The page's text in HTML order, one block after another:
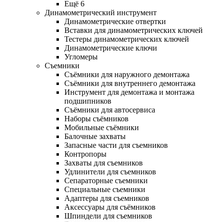
Ещё 6
Динамометрический инструмент
Динамометрические отвертки
Вставки для динамометрических ключей
Тестеры динамометрических ключей
Динамометрические ключи
Угломеры
Съемники
Съёмники для наружного демонтажа
Съёмники для внутреннего демонтажа
Инструмент для демонтажа и монтажа
подшипников
Съёмники для автосервиса
Наборы съёмников
Мобильные съёмники
Балочные захваты
Запасные части для съемников
Контропоры
Захваты для съемников
Удлинители для съемников
Сепараторные съемники
Специальные съемники
Адаптеры для съемников
Аксессуары для съёмников
Шпиндели для съемников